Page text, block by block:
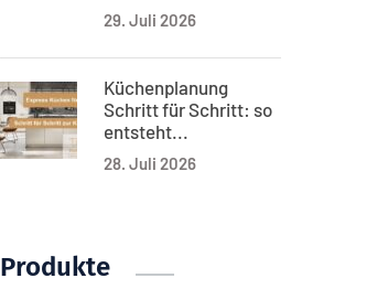
29. Juli 2026
Küchenplanung
Schritt für Schritt: so
entsteht...
28. Juli 2026
Produkte